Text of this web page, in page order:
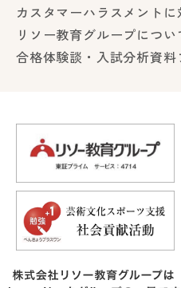
カスタマーハラスメント
リソー教育グループについ
合格体験談・入試分析資料